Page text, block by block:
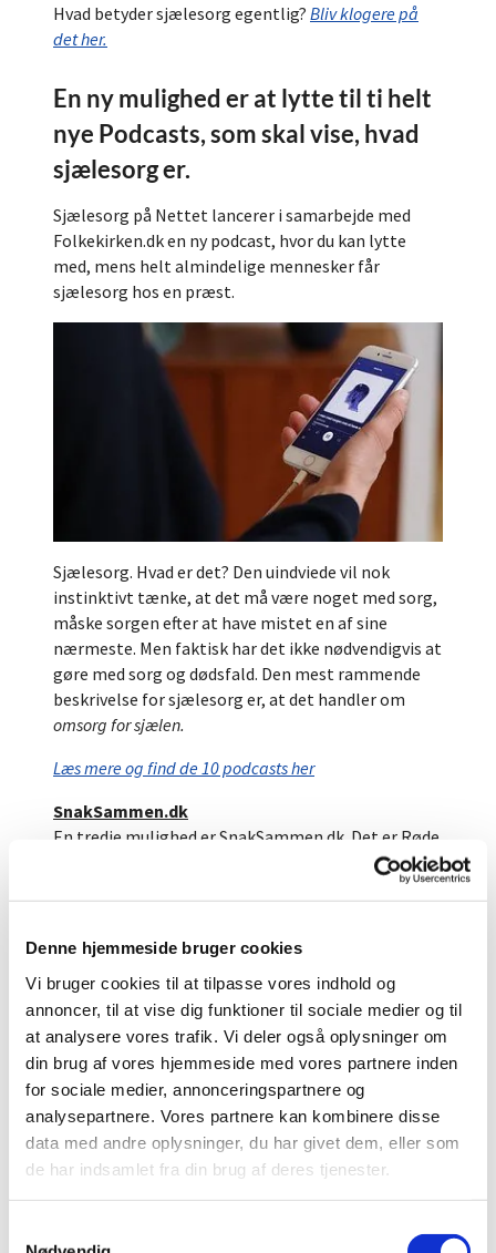
Denne hjemmeside bruger cookies
Vi bruger cookies til at tilpasse vores indhold og
annoncer, til at vise dig funktioner til sociale medier og til
at analysere vores trafik. Vi deler også oplysninger om
din brug af vores hjemmeside med vores partnere inden
for sociale medier, annonceringspartnere og
analysepartnere. Vores partnere kan kombinere disse
data med andre oplysninger, du har givet dem, eller som
de har indsamlet fra din brug af deres tjenester.
Hvad betyder sjælesorg egentlig? Bliv klogere på
det her.
En ny mulighed er at lytte til ti helt
nye Podcasts, som skal vise, hvad
sjælesorg er.
Sjælesorg på Nettet lancerer i samarbejde med
Folkekirken.dk en ny podcast, hvor du kan lytte
med, mens helt almindelige mennesker får
sjælesorg hos en præst.
Sjælesorg. Hvad er det? Den uindviede vil nok
instinktivt tænke, at det må være noget med sorg,
måske sorgen efter at have mistet en af sine
nærmeste. Men faktisk har det ikke nødvendigvis at
gøre med sorg og dødsfald. Den mest rammende
beskrivelse for sjælesorg er, at det handler om
omsorg for sjælen.
Læs mere og find de 10 podcasts her
SnakSammen.dk
En tredje mulighed er SnakSammen.dk. Det er Røde
Kors, som sammen med Boblberg har lavet et
samtaleforum, som de kalder SnakSammen.dk.